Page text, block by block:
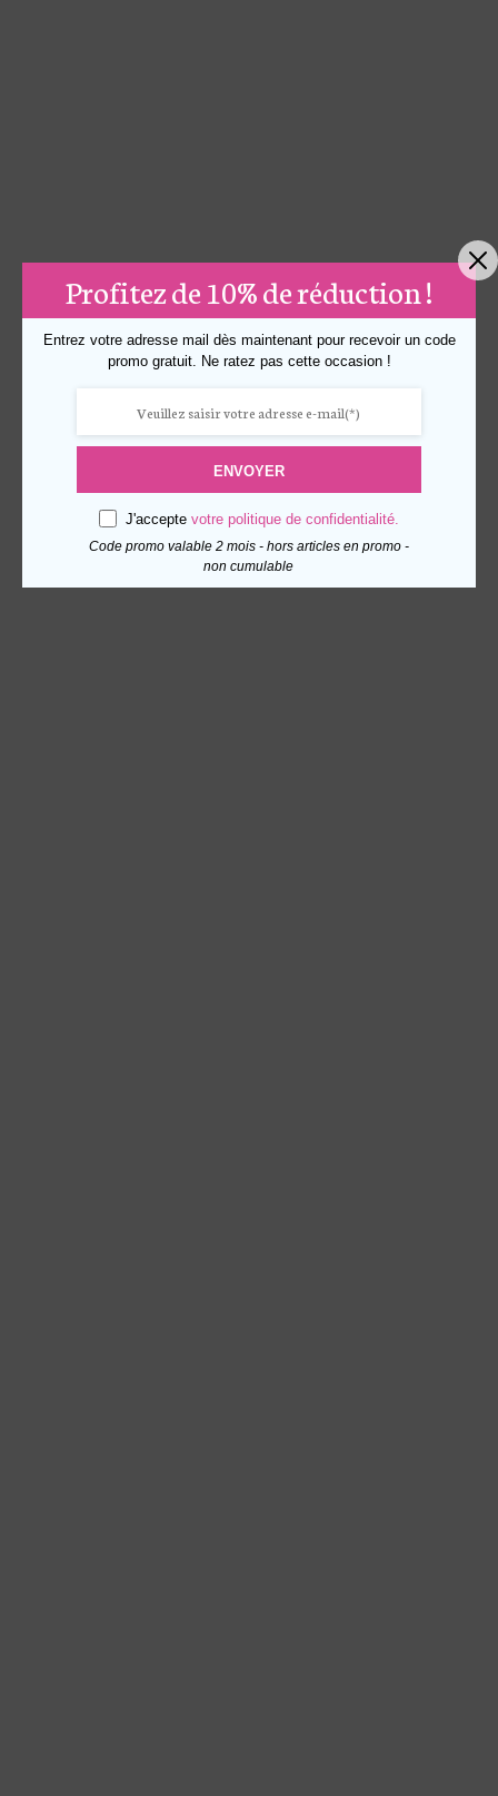
Profitez de 10% de réduction !
Entrez votre adresse mail dès maintenant pour recevoir un code
promo gratuit. Ne ratez pas cette occasion !
ENVOYER
J'accepte votre politique de confidentialité.
Code promo valable 2 mois - hors articles en promo -
non cumulable